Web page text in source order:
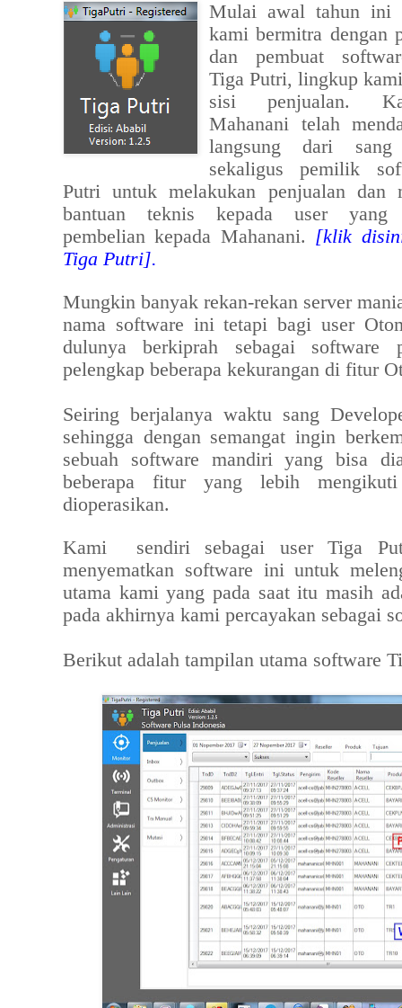
Mulai awal tahun ini
kami bermitra dengan
dan pembuat
Tiga Putri, lingkup
sisi penjualan.
Mahanani telah
langsung dari sang
sekaligus pemilik
Putri untuk melakukan penjualan dan
bantuan teknis kepada user yang
pembelian kepada Mahanani. [klik
Tiga Putri].
Mungkin banyak rekan-rekan server
nama software ini tetapi bagi user
dulunya berkiprah sebagai software
pelengkap beberapa kekurangan di fitur
Seiring berjalanya waktu sang
sehingga dengan semangat ingin
sebuah software mandiri yang bisa
beberapa fitur yang lebih
dioperasikan.
Kami sendiri sebagai user Tiga
menyematkan software ini untuk
utama kami yang pada saat itu masih
pada akhirnya kami percayakan sebagai
Berikut adalah tampilan utama software